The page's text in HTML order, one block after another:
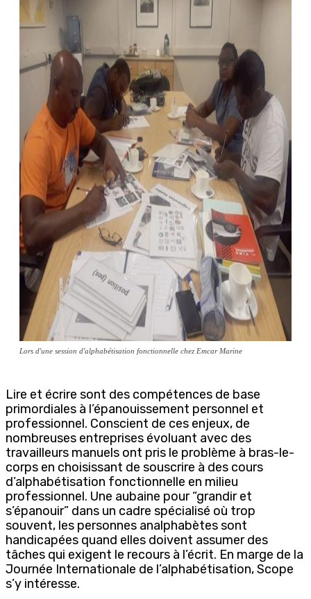
Lors d'une session d'alphabétisation fonctionnelle chez Emcar Marine
Lire et écrire sont des compétences de base
primordiales à l’épanouissement personnel et
professionnel. Conscient de ces enjeux, de
nombreuses entreprises évoluant avec des
travailleurs manuels ont pris le problème à bras-le-
corps en choisissant de souscrire à des cours
d’alphabétisation fonctionnelle en milieu
professionnel. Une aubaine pour “grandir et
s’épanouir” dans un cadre spécialisé où trop
souvent, les personnes analphabètes sont
handicapées quand elles doivent assumer des
tâches qui exigent le recours à l’écrit. En marge de la
Journée Internationale de l’alphabétisation, Scope
s’y intéresse.